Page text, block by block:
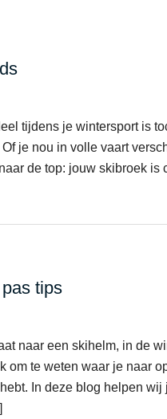
tijdens je wintersport is
je nou in volle vaart
de top: jouw skibroek is
tips
naar een skihelm, in de
om te weten waar je naar
In deze blog helpen